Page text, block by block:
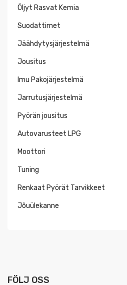
Öljyt Rasvat Kemia
Suodattimet
Jäähdytysjärjestelmä
Jousitus
Imu Pakojärjestelmä
Jarrutusjärjestelmä
Pyörän jousitus
Autovarusteet LPG
Moottori
Tuning
Renkaat Pyörät Tarvikkeet
Jõuülekanne
FÖLJ OSS